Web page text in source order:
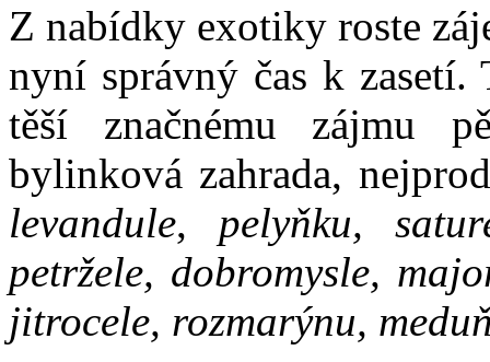
Z nabídky exotiky roste
nyní správný čas k zasetí.
těší značnému zájmu
bylinková zahrada,
levandule, pelyňku,
petržele, dobromysle,
jitrocele, rozmarýnu,